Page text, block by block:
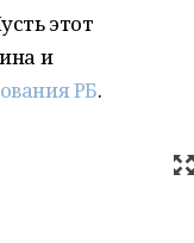
этот
и
РБ.